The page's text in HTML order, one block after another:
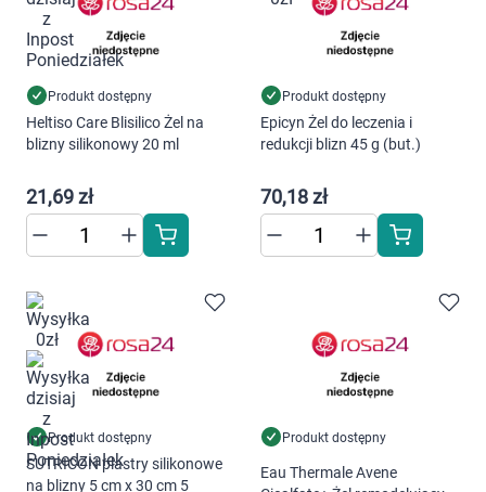
Korzystamy z plików cookies w celu
dostosowania zawartości serwisu do Twoich
preferencji. Więcej informacji znajdziesz w
naszejpolityce prywatności. Możesz określić
Produkt dostępny
Heltiso Care Blisilico Żel na
blizny silikonowy 20 ml
21,69 zł
Produkt dostępny
Epicyn Żel do leczenia i
redukcji blizn 45 g (but.)
70,18 zł
Produkt dostępny
SUTRICON plastry silikonowe
na blizny 5 cm x 30 cm 5
Produkt dostępny
Eau Thermale Avene